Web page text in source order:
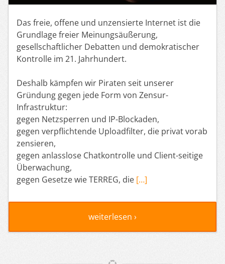
Das freie, offene und unzensierte Internet ist die
Grundlage freier Meinungsäußerung,
gesellschaftlicher Debatten und demokratischer
Kontrolle im 21. Jahrhundert.
Deshalb kämpfen wir Piraten seit unserer
Gründung gegen jede Form von Zensur-
Infrastruktur:
gegen Netzsperren und IP-Blockaden,
gegen verpflichtende Uploadfilter, die privat vorab
zensieren,
gegen anlasslose Chatkontrolle und Client-seitige
Überwachung,
gegen Gesetze wie TERREG, die […]
weiterlesen ›